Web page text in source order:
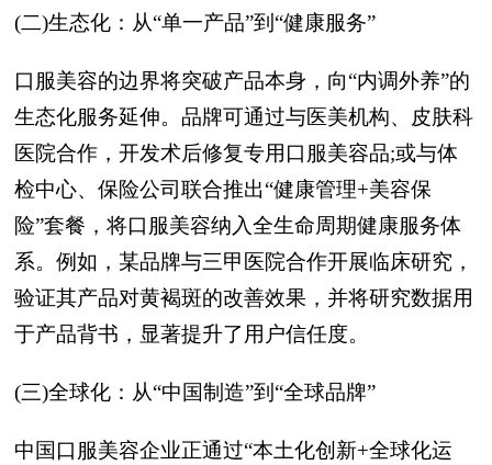
(二)生态化：从“单一产品”到“健康服务”
口服美容的边界将突破产品本身，向“内调外养”的
生态化服务延伸。品牌可通过与医美机构、皮肤科
医院合作，开发术后修复专用口服美容品;或与体
检中心、保险公司联合推出“健康管理+美容保
险”套餐，将口服美容纳入全生命周期健康服务体
系。例如，某品牌与三甲医院合作开展临床研究，
验证其产品对黄褐斑的改善效果，并将研究数据用
于产品背书，显著提升了用户信任度。
(三)全球化：从“中国制造”到“全球品牌”
中国口服美容企业正通过“本土化创新+全球化运